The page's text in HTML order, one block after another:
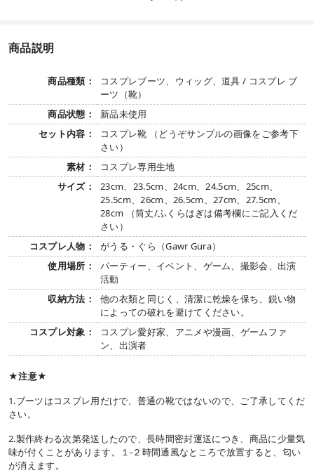
商品説明
商品種類：
コスプレブーツ、ウィッグ、道具 / コスプレ ブ
ーツ（靴）
商品状態：
新品未使用
セット内容：
コスプレ靴 （どうぞサンプルの画像をご参考下
さい）
素材：
コスプレ専用生地
サイズ：
23cm、23.5cm、24cm、24.5cm、25cm、
25.5cm、26cm、26.5cm、27cm、27.5cm、
28cm （筒丈/ふくらはぎは備考欄にご記入くだ
さい）
コスプレ人物：
がうる・ぐら（Gawr Gura）
使用場所：
パーティー、イベント、ゲーム、撮影会、出演
活動
収納方法：
他の衣類と同じく、清潔に乾燥を保ち、鋭い物
によっての破れを避けてください。
コスプレ対象：
コスプレ愛好家、アニメや漫画、ゲームファ
ン、出演者
★注意★
1.ブーツはコスプレ用だけで、普通の靴ではないので、ご了承してくだ
さい。
2.製作終わる次第発送したので、長時間密封運送につき、商品に少量気
味が付くことがあります。１-２時間通風なところで放置すると、匂い
が消えます。